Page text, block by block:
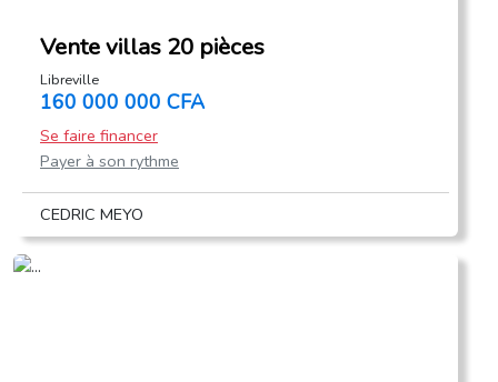
Vente villas 20 pièces
Libreville
160 000 000 CFA
Se faire financer
Payer à son rythme
CEDRIC MEYO